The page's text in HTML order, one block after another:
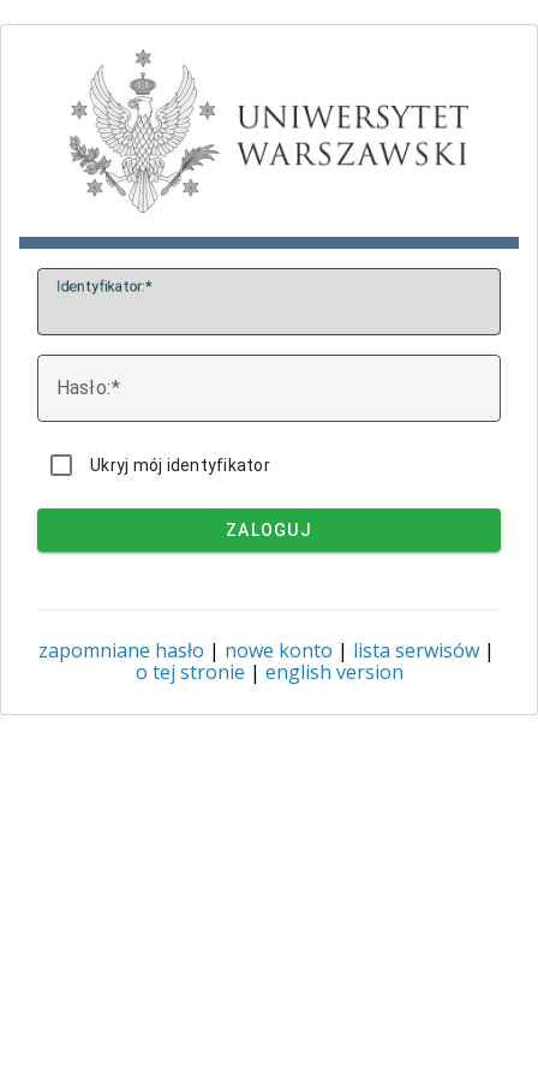
Identyfikator:
Hasło:
Ukryj mój identyfikator
ZALOGUJ
zapomniane hasło | nowe konto | lista serwisów |
o tej stronie | english version